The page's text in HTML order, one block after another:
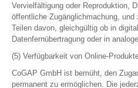
Vervielfältigung oder Reproduktion,
öffentliche Zugänglichmachung,
Teilen davon, gleichgültig ob in
Datenfernübertragung oder in
(5) Verfügbarkeit von Online-
CoGAP GmbH ist bemüht, den
permanent zu ermöglichen. Die